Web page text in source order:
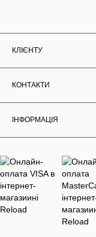
КЛІЄНТУ
КОНТАКТИ
ІНФОРМАЦІЯ